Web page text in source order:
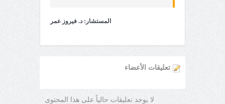
المستشار: د. فيروز عمر
تعليقات الأعضاء
لا يوجد تعليقات حالياً على هذا المحتوى